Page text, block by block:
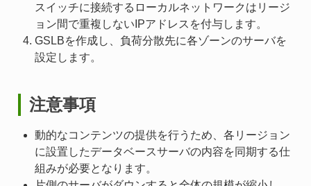
スイッチに接続するローカルネットワークはリージ
ョン間で重複しないIPアドレスを付与します。
GSLBを作成し、負荷分散先に各ゾーンのサーバを
設定します。
注意事項
動的なコンテンツの提供を行うため、各リージョン
に設置したデータベースサーバの内容を同期する仕
組みが必要となります。